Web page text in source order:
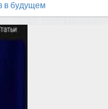
в будущем